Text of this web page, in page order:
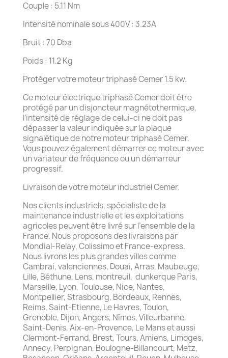
Couple : 5.11 Nm
Intensité nominale sous 400V : 3.23A
Bruit : 70 Dba
Poids : 11.2 Kg
Protéger votre moteur triphasé Cemer 1.5 kw.
Ce moteur électrique triphasé Cemer doit être
protégé par un disjoncteur magnétothermique,
l’intensité de réglage de celui-ci ne doit pas
dépasser la valeur indiquée sur la plaque
signalétique de notre moteur triphasé Cemer.
Vous pouvez également démarrer ce moteur avec
un variateur de fréquence ou un démarreur
progressif.
Livraison de votre moteur industriel Cemer.
Nos clients industriels, spécialiste de la
maintenance industrielle et les exploitations
agricoles peuvent être livré sur l’ensemble de la
France. Nous proposons des livraisons par
Mondial-Relay, Colissimo et France-express.
Nous livrons les plus grandes villes comme
Cambrai, valenciennes, Douai, Arras, Maubeuge,
Lille, Béthune, Lens, montreuil, dunkerque Paris,
Marseille, Lyon, Toulouse, Nice, Nantes,
Montpellier, Strasbourg, Bordeaux, Rennes,
Reims, Saint-Etienne, Le Havres, Toulon,
Grenoble, Dijon, Angers, Nîmes, Villeurbanne,
Saint-Denis, Aix-en-Provence, Le Mans et aussi
Clermont-Ferrand, Brest, Tours, Amiens, Limoges,
Annecy, Perpignan, Boulogne-Billancourt, Metz,